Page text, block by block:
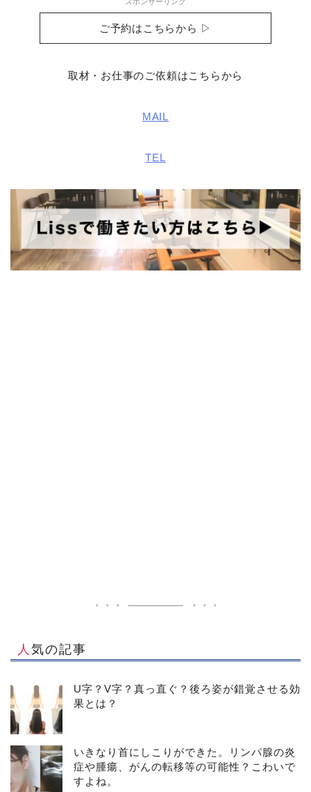
ご予約はこちらから ▷
取材・お仕事のご依頼はこちらから
MAIL
TEL
人気の記事
U字？V字？真っ直ぐ？後ろ姿が錯覚させる効
果とは？
いきなり首にしこりができた。リンパ腺の炎
症や腫瘍、がんの転移等の可能性？こわいで
すよね。